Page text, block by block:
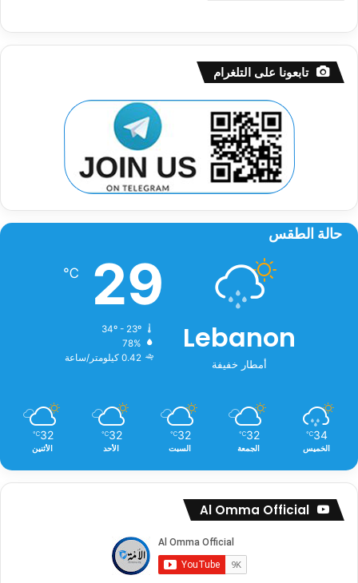
تابعونا على التلغرام
حالة الطقس
Lebanon
أمطار خفيفة
29
℃
34º - 23º
78%
0.42 كيلومتر/ساعة
34
℃
الخميس
32
℃
الجمعة
32
℃
السبت
32
℃
الأحد
32
℃
الأثنين
Al Omma Official